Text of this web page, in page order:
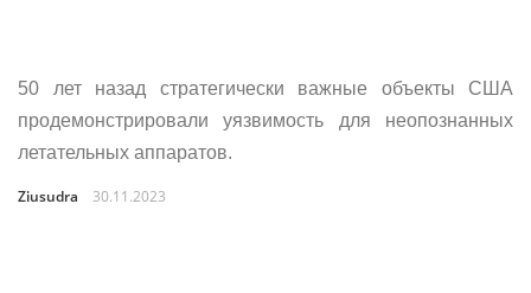
50 лет назад стратегически важные объекты США
продемонстрировали уязвимость для неопознанных
летательных аппаратов.
Ziusudra 30.11.2023